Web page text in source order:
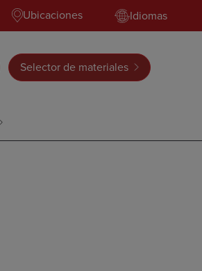
Ubicaciones Idiomas
Selector de materiales